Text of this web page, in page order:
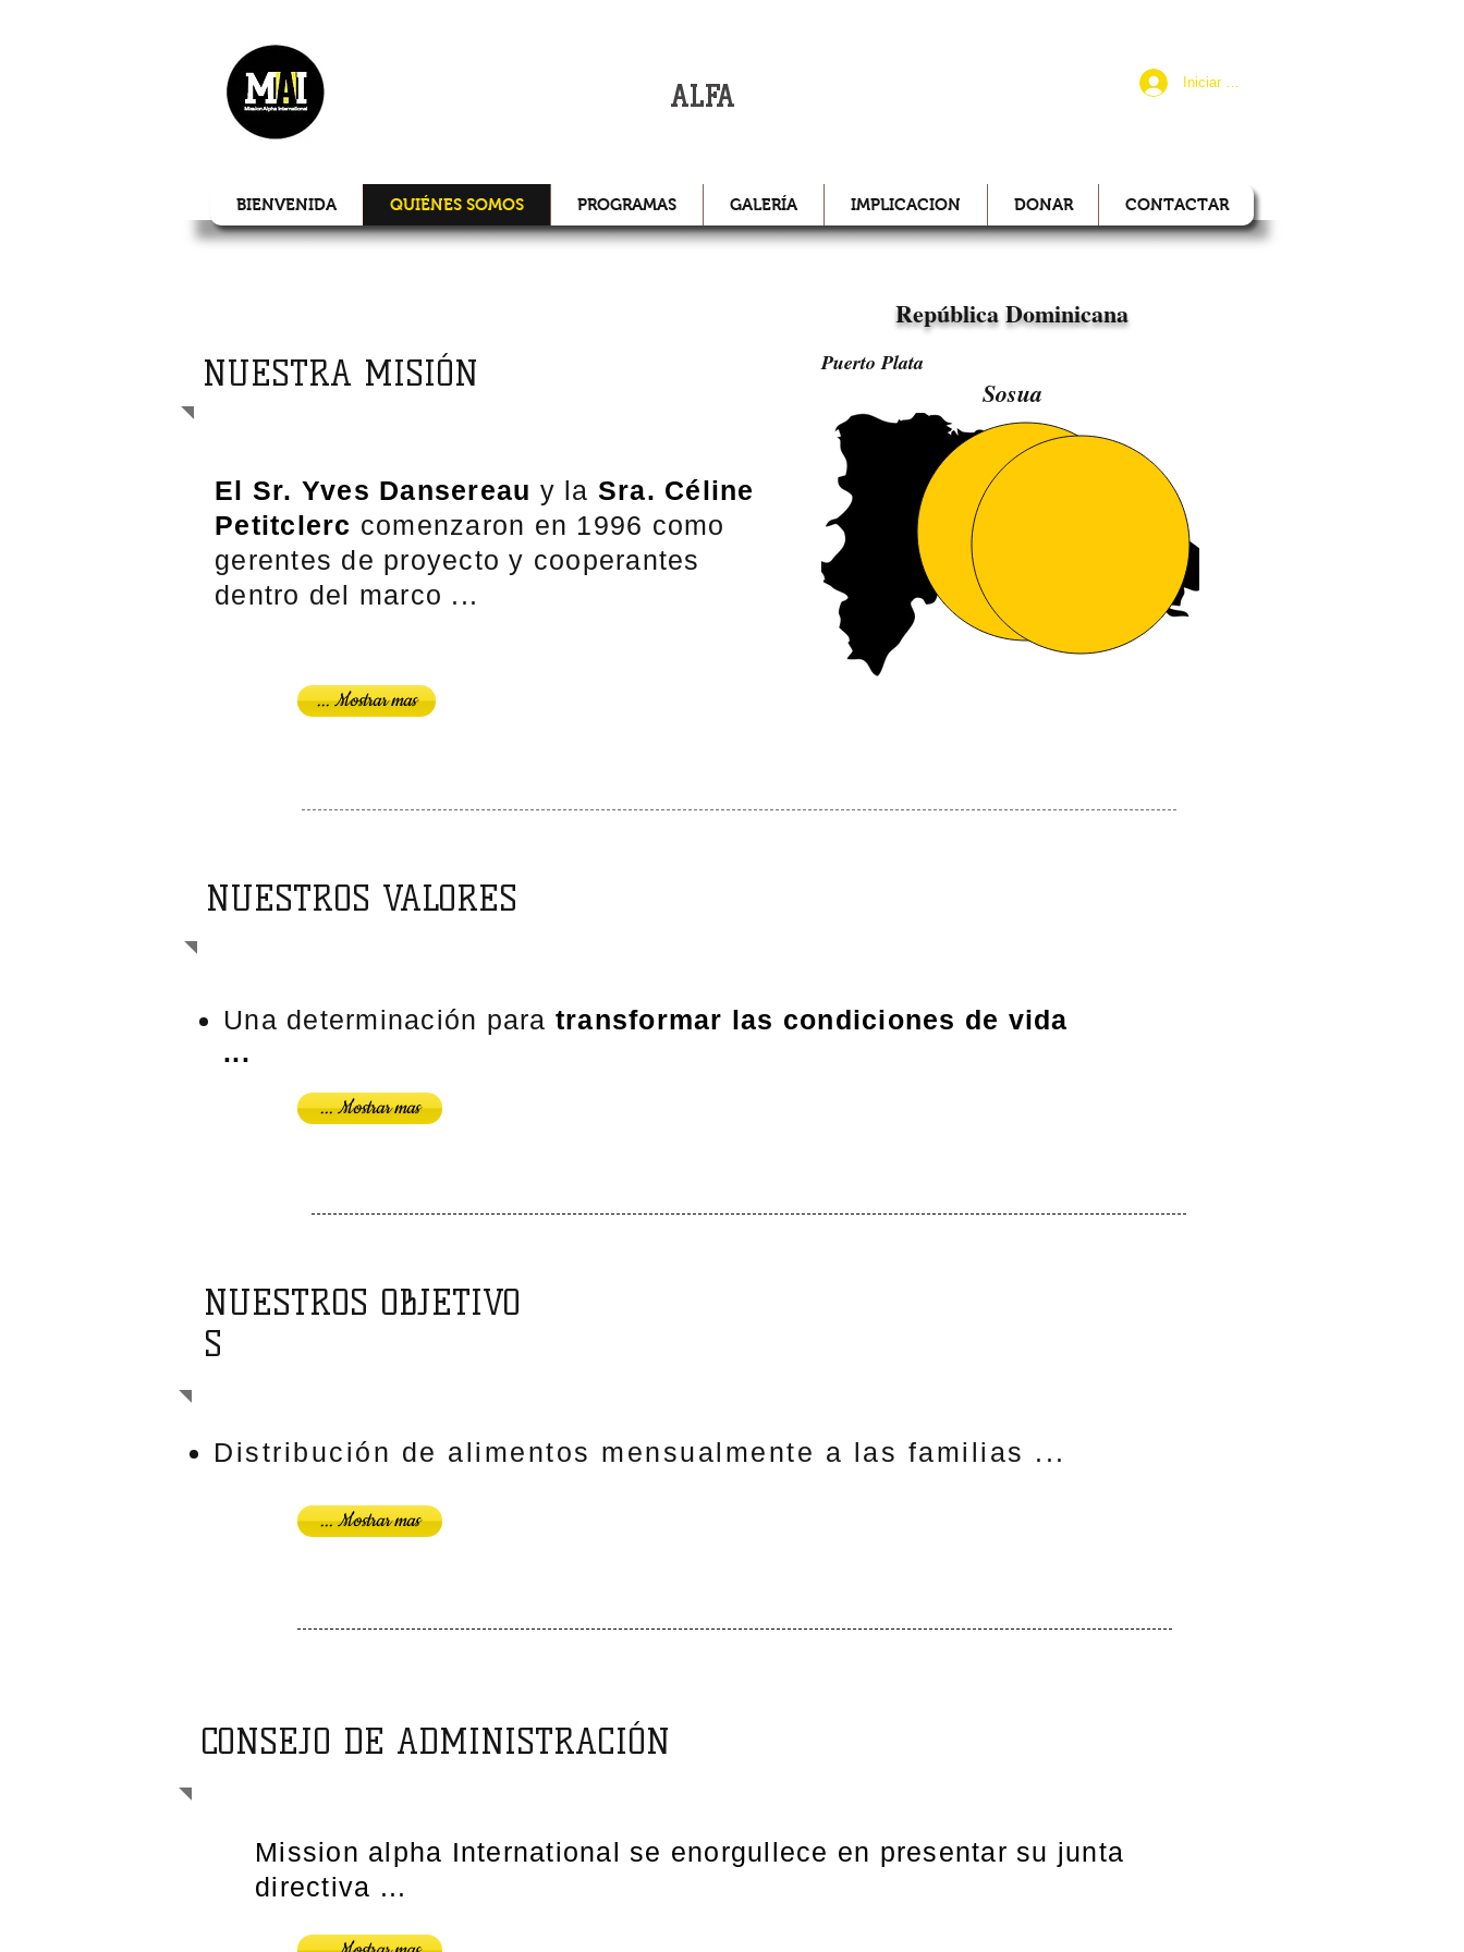
ALFA Iniciar sesión
República Dominicana
El Sr. Yves Dansereau y la Sra. Céline
Petitclerc comenzaron en 1996 como
gerentes de proyecto y cooperantes
dentro del marco ...
Sosua
NUESTRA MISIÓN Puerto Plata
... Mostrar mas
NUESTROS VALORES
Una determinación para transformar las condiciones de vida
...
... Mostrar mas
NUESTROS OBJETIVO
S
Distribución de alimentos mensualmente a las familias ...
... Mostrar mas
CONSEJO DE ADMINISTRACIÓN
Mission alpha International se enorgullece en presentar su junta
directiva ...
BIENVENIDA QUIÉNES SOMOS PROGRAMAS GALERÍA IMPLICACION DONAR CONTACTAR